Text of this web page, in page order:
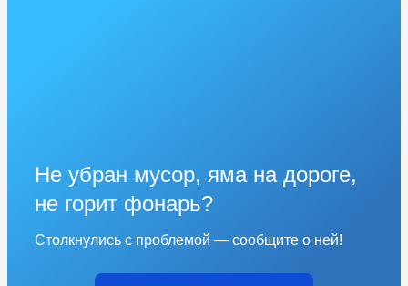
Не убран мусор, яма на дороге,
не горит фонарь?
Столкнулись с проблемой — сообщите о ней!